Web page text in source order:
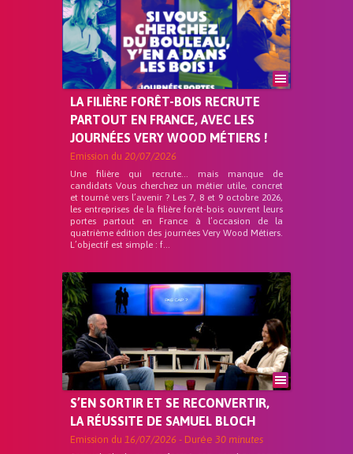
LA FILIÈRE FORÊT-BOIS RECRUTE
PARTOUT EN FRANCE, AVEC LES
JOURNÉES VERY WOOD MÉTIERS !
Emission du 20/07/2026
Une filière qui recrute… mais manque de
candidats Vous cherchez un métier utile, concret
et tourné vers l’avenir ? Les 7, 8 et 9 octobre 2026,
les entreprises de la filière forêt-bois ouvrent leurs
portes partout en France à l’occasion de la
quatrième édition des journées Very Wood Métiers.
L’objectif est simple : f...
S’EN SORTIR ET SE RECONVERTIR,
LA RÉUSSITE DE SAMUEL BLOCH
Emission du 16/07/2026 - Durée 30 minutes